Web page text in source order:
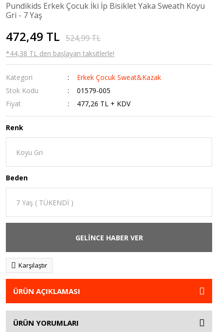
Pundikids Erkek Çocuk İki İp Bisiklet Yaka Sweath Koyu
Gri - 7 Yaş
472,49 TL 524,99 TL
*44,38 TL den başlayan taksitlerle!
Kategori
Erkek Çocuk Sweat&Kazak
Stok Kodu
01579-005
Fiyat
477,26 TL + KDV
Renk
Beden
GELİNCE HABER VER
Karşılaştır
ÜRÜN AÇIKLAMASI
ÜRÜN YORUMLARI